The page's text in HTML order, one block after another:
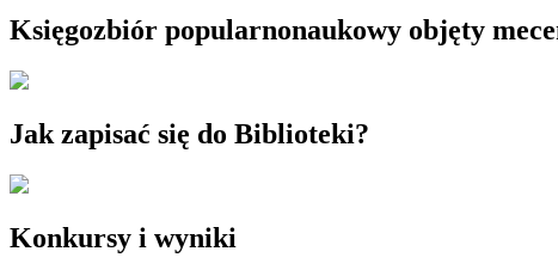
Księgozbiór popularnonaukowy objęty
Jak zapisać się do Biblioteki?
Konkursy i wyniki